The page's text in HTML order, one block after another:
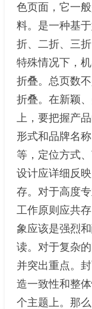
色页面，它一
料。是一种基
折、二折、三
特殊情况下，
折叠。总页数
折叠。在新颖
上，要把握产
形式和品牌名
等，定位方式
设计应详细反
存。对于高度
工作原则应共
象应该是强烈
读。对于复杂
并突出重点。
造一致性和整
个主题上。那